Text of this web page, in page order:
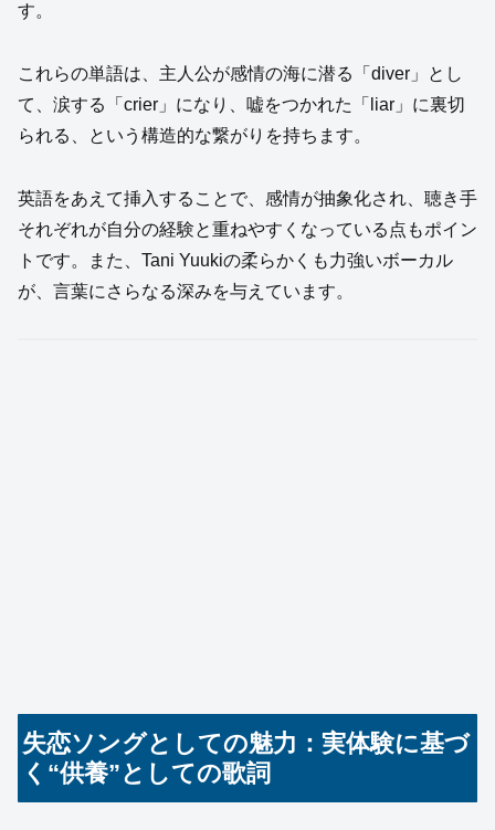
す。
これらの単語は、主人公が感情の海に潜る「diver」とし
て、涙する「crier」になり、嘘をつかれた「liar」に裏切
られる、という構造的な繋がりを持ちます。
英語をあえて挿入することで、感情が抽象化され、聴き手
それぞれが自分の経験と重ねやすくなっている点もポイン
トです。また、Tani Yuukiの柔らかくも力強いボーカル
が、言葉にさらなる深みを与えています。
失恋ソングとしての魅力：実体験に基づ
く“供養”としての歌詞